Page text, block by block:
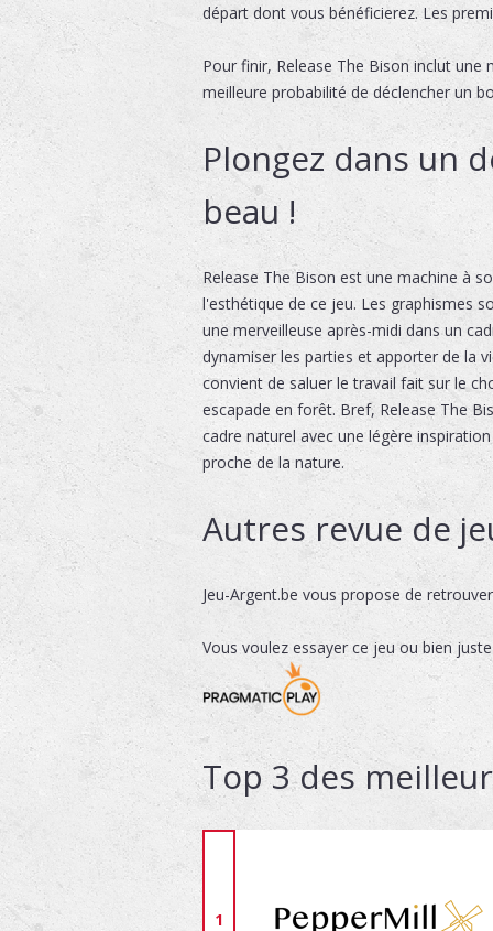
départ dont vous bénéficierez. Les
Pour finir, Release The Bison inclut
meilleure probabilité de déclencher un
Plongez dans un
beau !
Release The Bison est une machine à
l'esthétique de ce jeu. Les graphismes
une merveilleuse après-midi dans un
dynamiser les parties et apporter de la
convient de saluer le travail fait sur le
escapade en forêt. Bref, Release The
cadre naturel avec une légère
proche de la nature.
Autres revue de
Jeu-Argent.be vous propose de
Vous voulez essayer ce jeu ou bien
Top 3 des
1